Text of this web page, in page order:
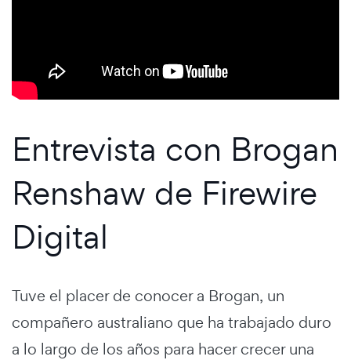
Entrevista con Brogan
Renshaw de Firewire
Digital
Tuve el placer de conocer a Brogan, un
compañero australiano que ha trabajado duro
a lo largo de los años para hacer crecer una